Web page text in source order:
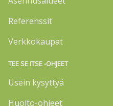
Referenssit
Verkkokaupat
TEE SE ITSE -OHJEET
Usein kysyttyä
Huolto-ohjeet